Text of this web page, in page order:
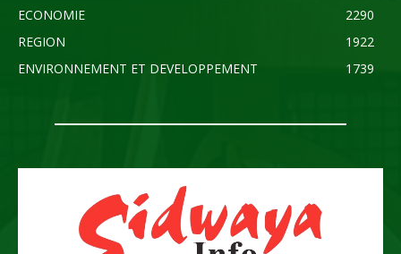
ECONOMIE
2290
REGION
1922
ENVIRONNEMENT ET DEVELOPPEMENT
1739